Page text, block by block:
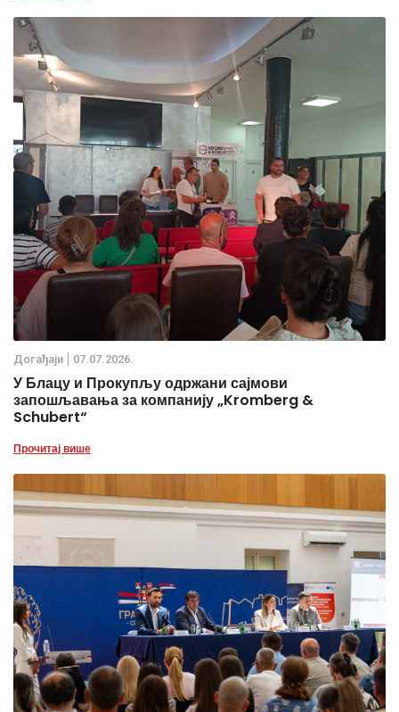
Дoгађаjи 07.07.2026.
У Блацу и Прокупљу одржани сајмови
запошљавања за компанију „Kromberg &
Schubert“
Прочитај више